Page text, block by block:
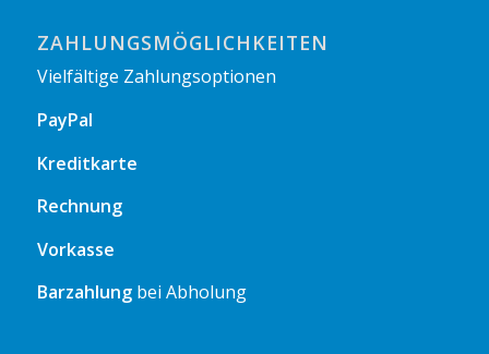
ZAHLUNGSMÖGLICHKEITEN
Vielfältige Zahlungsoptionen
PayPal
Kreditkarte
Rechnung
Vorkasse
Barzahlungbei Abholung